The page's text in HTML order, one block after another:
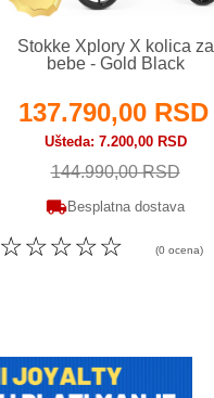
Stokke Xplory X kolica za
bebe - Gold Black
137.790,00 RSD
Ušteda 7.200,00 RSD
144.990,00 RSD
Besplatna dostava
☆
☆
☆
☆
☆ (0 ocena)